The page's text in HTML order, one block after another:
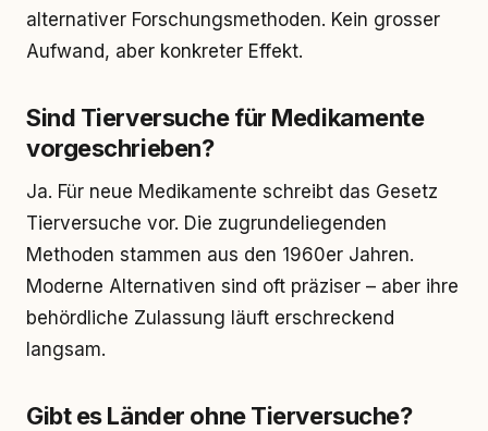
alternativer Forschungsmethoden. Kein grosser
Aufwand, aber konkreter Effekt.
Sind Tierversuche für Medikamente
vorgeschrieben?
Ja. Für neue Medikamente schreibt das Gesetz
Tierversuche vor. Die zugrundeliegenden
Methoden stammen aus den 1960er Jahren.
Moderne Alternativen sind oft präziser – aber ihre
behördliche Zulassung läuft erschreckend
langsam.
Gibt es Länder ohne Tierversuche?